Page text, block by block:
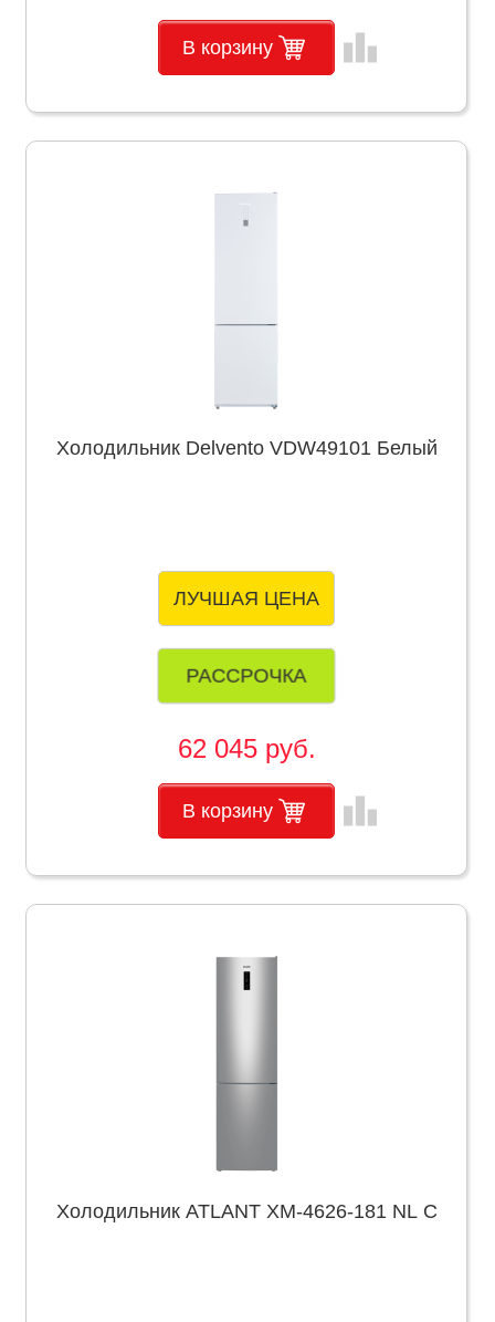
В корзину leaderboard
Холодильник Delvento VDW49101 Белый
ЛУЧШАЯ ЦЕНА
РАССРОЧКА
62 045 руб.
В корзину leaderboard
Холодильник ATLANT ХМ-4626-181 NL С